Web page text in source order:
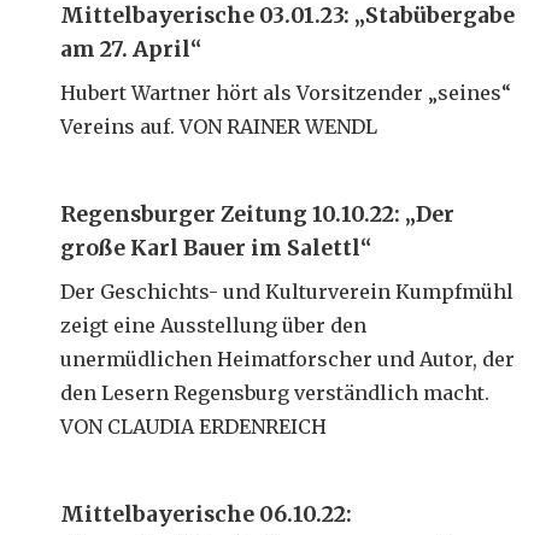
Mittelbayerische 03.01.23: „Stabübergabe
am 27. April“
Hubert Wartner hört als Vorsitzender „seines“
Vereins auf. VON RAINER WENDL
Regensburger Zeitung 10.10.22: „Der
große Karl Bauer im Salettl“
Der Geschichts- und Kulturverein Kumpfmühl
zeigt eine Ausstellung über den
unermüdlichen Heimatforscher und Autor, der
den Lesern Regensburg verständlich macht.
VON CLAUDIA ERDENREICH
Mittelbayerische 06.10.22: